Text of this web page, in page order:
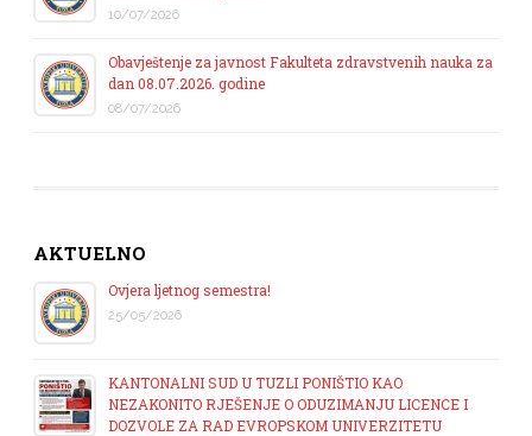
10/07/2026
Obavještenje za javnost Fakulteta zdravstvenih nauka za
dan 08.07.2026. godine
08/07/2026
AKTUELNO
Ovjera ljetnog semestra!
25/05/2026
KANTONALNI SUD U TUZLI PONIŠTIO KAO
NEZAKONITO RJEŠENJE O ODUZIMANJU LICENCE I
DOZVOLE ZA RAD EVROPSKOM UNIVERZITETU